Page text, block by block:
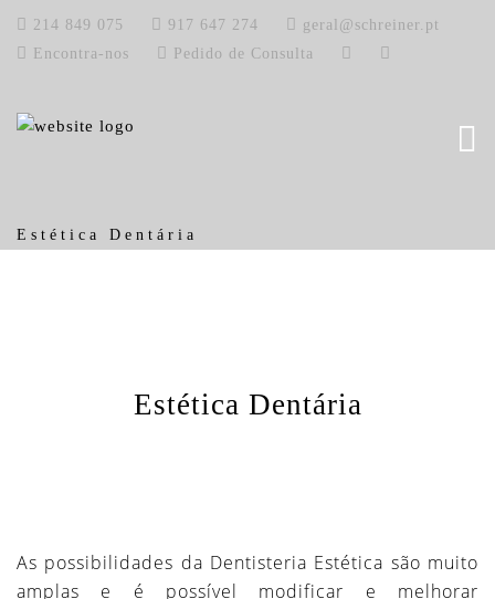
214 849 075 917 647 274
geral@schreiner.pt
Encontra-nos
Pedido de Consulta
Estética Dentária
Estética Dentária
As possibilidades da Dentisteria Estética são muito
amplas e é possível modificar e melhorar